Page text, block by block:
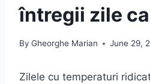
întregii zile
By Gheorghe Marian June 29,
Zilele cu temperaturi